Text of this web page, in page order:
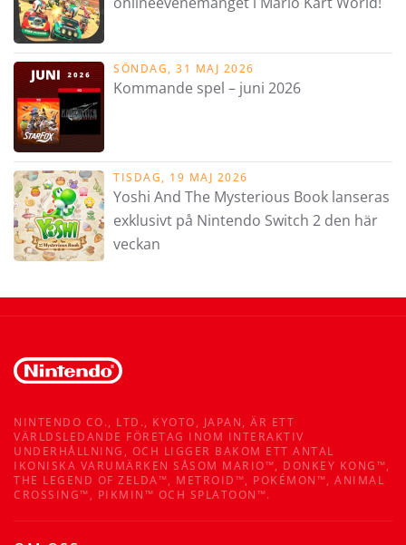
SÖNDAG, 31 MAJ 2026
Kommande spel – juni 2026
TISDAG, 19 MAJ 2026
Yoshi And The Mysterious Book lanseras
exklusivt på Nintendo Switch 2 den här
veckan
NINTENDO CO., LTD., KYOTO, JAPAN, ÄR ETT
VÄRLDSLEDANDE FÖRETAG INOM INTERAKTIV
UNDERHÅLLNING, OCH LIGGER BAKOM ETT ANTAL
IKONISKA VARUMÄRKEN SÅSOM MARIO™, DONKEY KONG™,
THE LEGEND OF ZELDA™, METROID™, POKÉMON™, ANIMAL
CROSSING™, PIKMIN™ OCH SPLATOON™.